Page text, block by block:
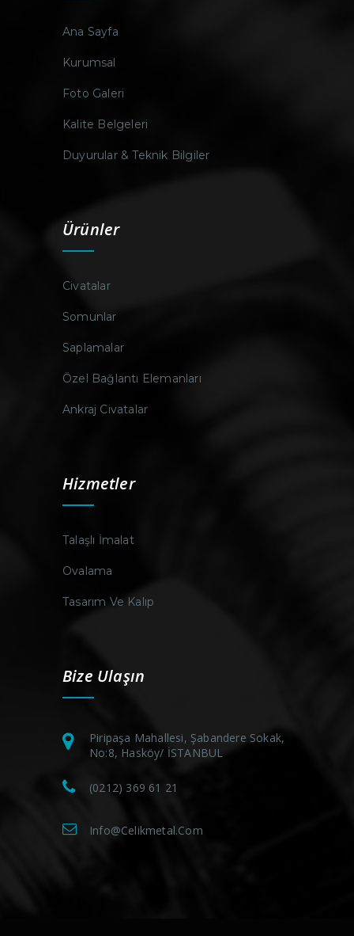
Ana Sayfa
Kurumsal
Foto Galeri
Kalite Belgeleri
Duyurular & Teknik Bilgiler
Ürünler
Civatalar
Somunlar
Saplamalar
Özel Bağlantı Elemanları
Ankraj Civatalar
Hizmetler
Talaşlı İmalat
Ovalama
Tasarım Ve Kalıp
Bize Ulaşın
Piripaşa Mahallesi, Şabandere Sokak,
No:8, Hasköy/ İSTANBUL
(0212) 369 61 21
Info@celikmetal.com